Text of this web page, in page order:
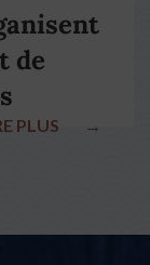
de
PLUS →